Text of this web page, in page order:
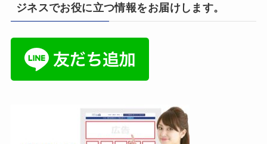
ジネスでお役に立つ情報をお届けします。